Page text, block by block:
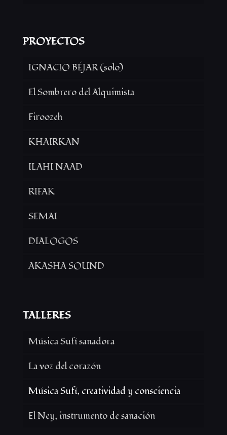
PROYECTOS
IGNACIO BÉJAR (solo)
El Sombrero del Alquimista
Firoozeh
KHAIRKAN
ILAHI NAAD
RIFAK
SEMAI
DIALOGOS
AKASHA SOUND
TALLERES
Música Sufí sanadora
La voz del corazón
Música Sufí, creatividad y consciencia
El Ney, instrumento de sanación